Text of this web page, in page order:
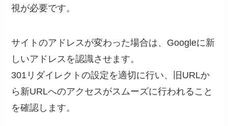
視が必要です。
サイトのアドレスが変わった場合は、Googleに新
しいアドレスを認識させます。
301リダイレクトの設定を適切に行い、旧URLか
ら新URLへのアクセスがスムーズに行われること
を確認します。